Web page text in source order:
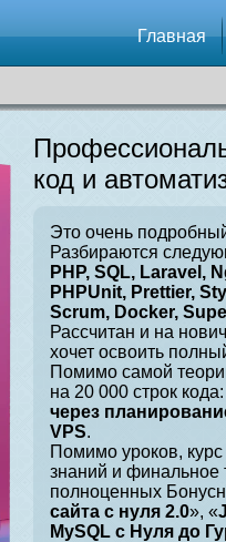
Главная
код и
Это очень
Разбираются
PHP, SQL, Laravel,
PHPUnit, Prettier,
Scrum, Docker,
Рассчитан и на
хочет освоить
Помимо самой
на 20 000 строк кода:
через
VPS.
Помимо уроков,
знаний и финальное
полноценных
сайта с нуля 2.0», «
MySQL с Нуля до